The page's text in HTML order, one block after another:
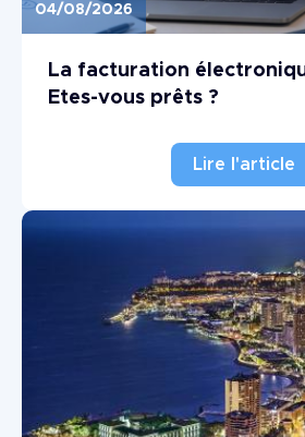
04/08/2026
La facturation
Etes-vous prêts ?
Lire l'article